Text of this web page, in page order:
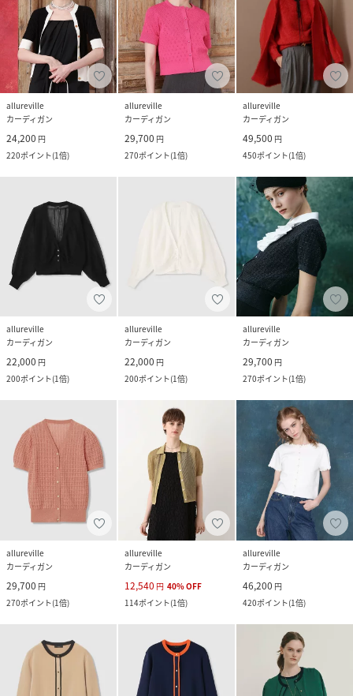
allureville
カーディガン
24,200 円
220ポイント(1倍)
allureville
カーディガン
29,700 円
270ポイント(1倍)
allureville
カーディガン
49,500 円
450ポイント(1倍)
allureville
カーディガン
22,000 円
200ポイント(1倍)
allureville
カーディガン
22,000 円
200ポイント(1倍)
allureville
カーディガン
29,700 円
270ポイント(1倍)
allureville
カーディガン
29,700 円
270ポイント(1倍)
allureville
カーディガン
12,540 円 40%OFF
114ポイント(1倍)
allureville
カーディガン
46,200 円
420ポイント(1倍)